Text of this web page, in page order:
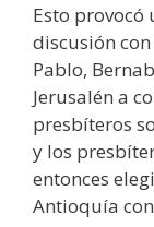
Esto provocó
discusión
Pablo,
Jerusalén a
presbíteros
y los
entonces
Antioquía